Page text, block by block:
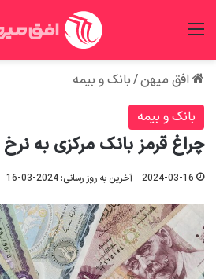
افق میهن/بانک و بیمه
بانک و بیمه
چراغ قرمز بانک مرکزی به
2024-03-16 آخرین به روز رسانی: 2024-03-16